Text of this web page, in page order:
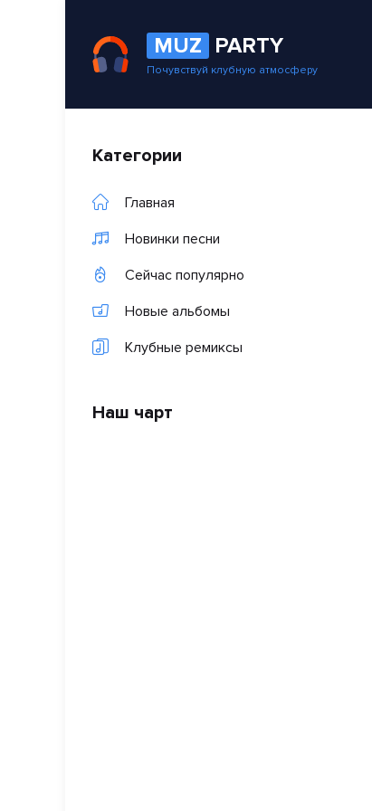
MUZ PARTY
Почувствуй клубную атмосферу
Категории
Главная
Новинки песни
Сейчас популярно
Новые альбомы
Клубные ремиксы
Наш чарт